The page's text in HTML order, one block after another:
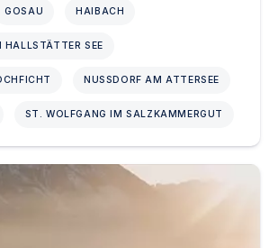
GOSAU HAIBACH
SEE
NUSSDORF AM ATTERSEE
ST. WOLFGANG IM SALZKAMMERGUT